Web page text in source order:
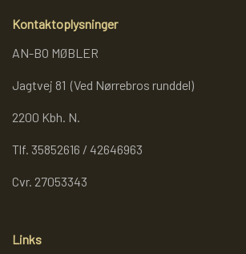
Kontaktoplysninger
AN-BO MØBLER
Jagtvej 81 (Ved Nørrebros runddel)
2200 Kbh. N.
Tlf. 35852616 / 42646963
Cvr. 27053343
Links